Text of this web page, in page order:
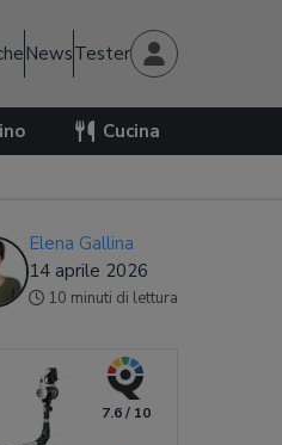
NewsTester
Cucina
Elena Gallina
14 aprile 2026
10 minuti di lettura
7.6 / 10